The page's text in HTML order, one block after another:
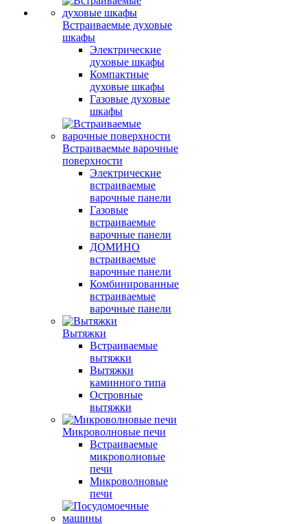
Встраиваемые духовые
шкафы
Электрические
духовые шкафы
Компактные
духовые шкафы
Газовые духовые
шкафы
Встраиваемые варочные
поверхности
Электрические
встраиваемые
варочные панели
Газовые
встраиваемые
варочные панели
ДОМИНО
встраиваемые
варочные панели
Комбинированные
встраиваемые
варочные панели
Вытяжки
Встраиваемые
вытяжки
Вытяжки
каминного типа
Островные
вытяжки
Микроволновые печи
Встраиваемые
микроволновые
печи
Микроволновые
печи